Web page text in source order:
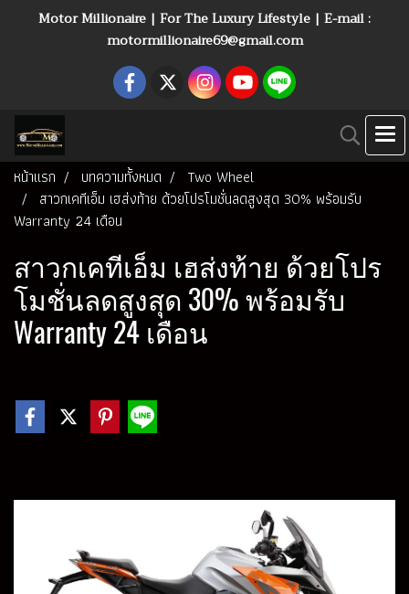
Motor Millionaire | For The Luxury Lifestyle | E-mail :
motormillionaire69@gmail.com
หน้าแรก บทความทั้งหมด
Two Wheel
สาวกเคทีเอ็ม เฮส่งท้าย ด้วยโปรโมชั่นลดสูงสุด 30% พร้อมรับ
Warranty 24 เดือน
สาวกเคทีเอ็ม เฮส่งท้าย ด้วยโปร
โมชั่นลดสูงสุด 30% พร้อมรับ
Warranty 24 เดือน